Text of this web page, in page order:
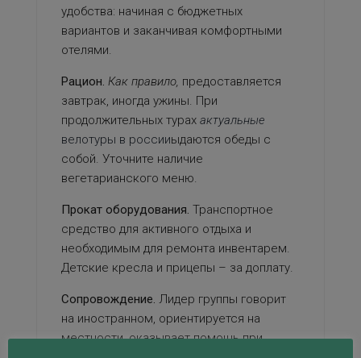
удобства: начиная с бюджетных
вариантов и заканчивая комфортными
отелями.
Рацион. Как правило, предоставляется
завтрак, иногда ужины. При
продолжительных турах актуальные
велотуры в россииыдаются обеды с
собой. Уточните наличие
вегетарианского меню.
Прокат оборудования. Транспортное
средство для активного отдыха и
необходимым для ремонта инвентарем.
Детские кресла и прицепы – за доплату.
Сопровождение. Лидер группы говорит
на иностранном, ориентируется на
местности, оказывает помощь при